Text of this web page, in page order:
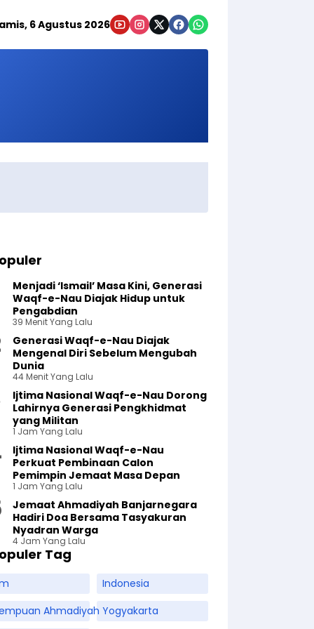
6 Agustus 2026
Menjadi ‘Ismail’ Masa Kini, Generasi
Waqf-e-Nau Diajak Hidup untuk
Pengabdian
39 Menit Yang Lalu
Generasi Waqf-e-Nau Diajak
Mengenal Diri Sebelum Mengubah
Dunia
44 Menit Yang Lalu
Ijtima Nasional Waqf-e-Nau Dorong
Lahirnya Generasi Pengkhidmat
yang Militan
1 Jam Yang Lalu
Ijtima Nasional Waqf-e-Nau
Perkuat Pembinaan Calon
Pemimpin Jemaat Masa Depan
1 Jam Yang Lalu
Jemaat Ahmadiyah Banjarnegara
Hadiri Doa Bersama Tasyakuran
Nyadran Warga
4 Jam Yang Lalu
Tag
Indonesia
Ahmadiyah Yogyakarta